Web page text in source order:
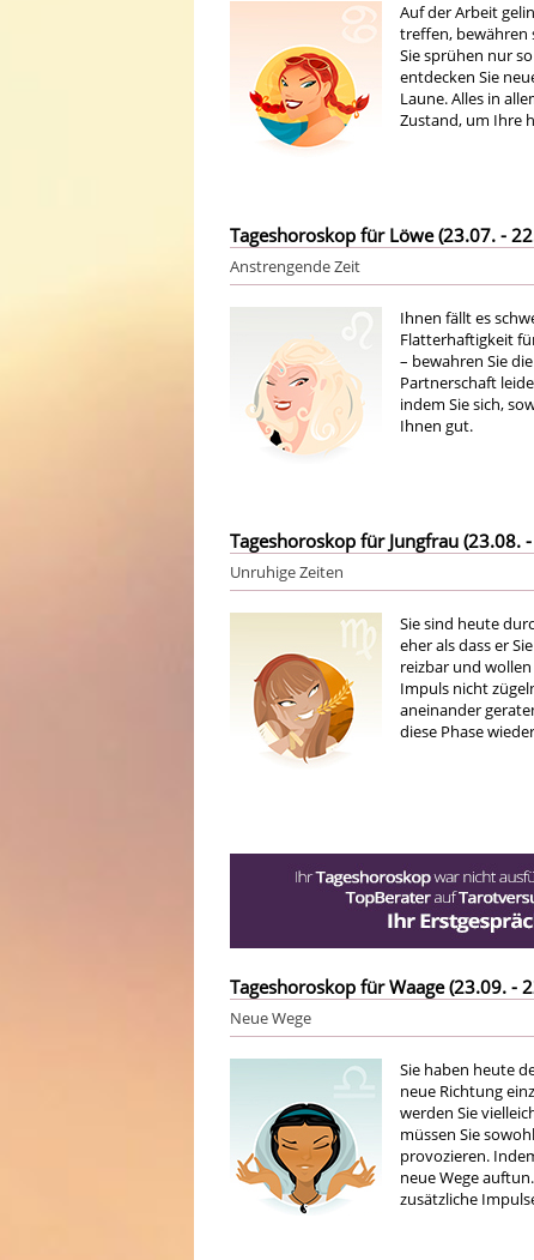
Auf der Arbeit
treffen, bewähren
Sie sprühen nur
entdecken Sie
Laune. Alles in
Zustand, um Ihre
Tageshoroskop für Löwe (23.07. -
Anstrengende Zeit
Ihnen fällt es
Flatterhaftigkeit
– bewahren Sie
Partnerschaft
indem Sie sich,
Ihnen gut.
Tageshoroskop für Jungfrau (23.08.
Unruhige Zeiten
Sie sind heute
eher als dass er
reizbar und
Impuls nicht
aneinander
diese Phase
Tageshoroskop für Waage (23.09. -
Neue Wege
Sie haben heute
neue Richtung
werden Sie
müssen Sie
provozieren.
neue Wege
zusätzliche